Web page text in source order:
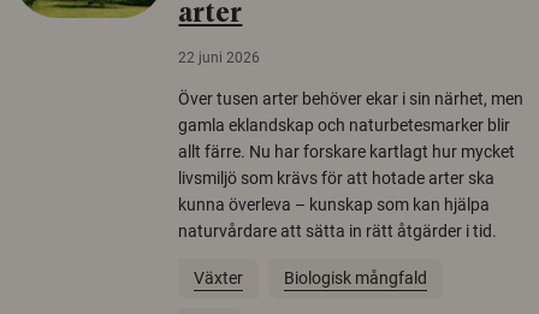
arter
22 juni 2026
Över tusen arter behöver ekar i sin närhet, men
gamla eklandskap och naturbetesmarker blir
allt färre. Nu har forskare kartlagt hur mycket
livsmiljö som krävs för att hotade arter ska
kunna överleva – kunskap som kan hjälpa
naturvårdare att sätta in rätt åtgärder i tid.
Växter Biologisk mångfald